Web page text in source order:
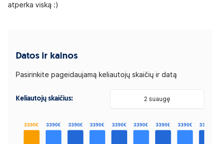
atperka viską :)
Datos ir kainos
Pasirinkite pageidaujamą keliautojų skaičių ir datą
Keliautojų skaičius: 2 suaugę